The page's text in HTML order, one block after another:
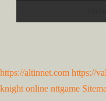
https://altinnet.com https://
knight online nttgame